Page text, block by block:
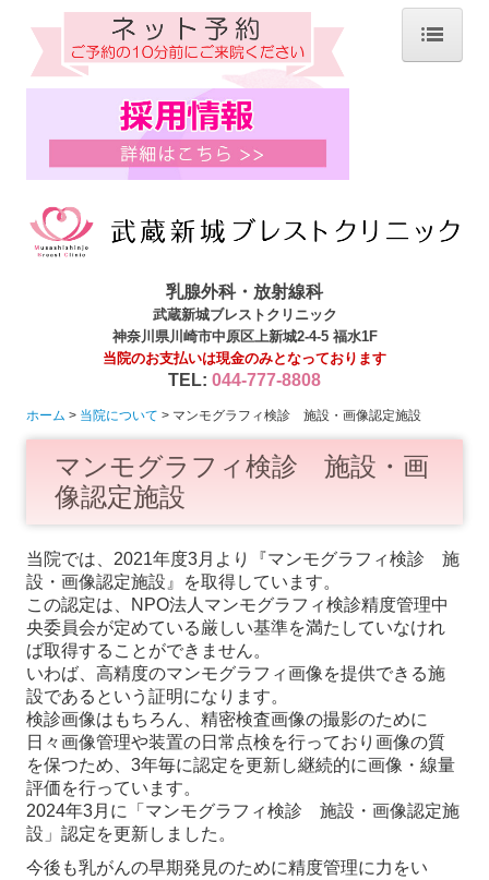
ホーム
当院について
診療内容
当院で施行可能な検査
マンモグラフィ検診 施設・画像認定施設
医療DX推進加算について
オンライン資格確認
乳房ドック(自費検診)
川崎市乳がん検診
セルフチェック
初めての方へ
施設・設備のご案内
アクセス
問診票ダウンロード
予約方法のご案内
採用情報（事務職員・受付）
乳腺外科・放射線科
武蔵新城ブレストクリニック
神奈川県川崎市中原区上新城2-4-5 福水1F
当院のお支払いは現金のみとなっております
TEL: 044-777-8808
ホーム 当院について マンモグラフィ検診 施設・画像認定施設
マンモグラフィ検診 施設・画
像認定施設
当院では、2021年度3月より『マンモグラフィ検診 施
設・画像認定施設』を取得しています。
この認定は、NPO法人マンモグラフィ検診精度管理中
央委員会が定めている厳しい基準を満たしていなけれ
ば取得することができません。
いわば、高精度のマンモグラフィ画像を提供できる施
設であるという証明になります。
検診画像はもちろん、精密検査画像の撮影のために
日々画像管理や装置の日常点検を行っており画像の質
を保つため、3年毎に認定を更新し継続的に画像・線量
評価を行っています。
2024年3月に「マンモグラフィ検診 施設・画像認定施
設」認定を更新しました。
今後も乳がんの早期発見のために精度管理に力をい